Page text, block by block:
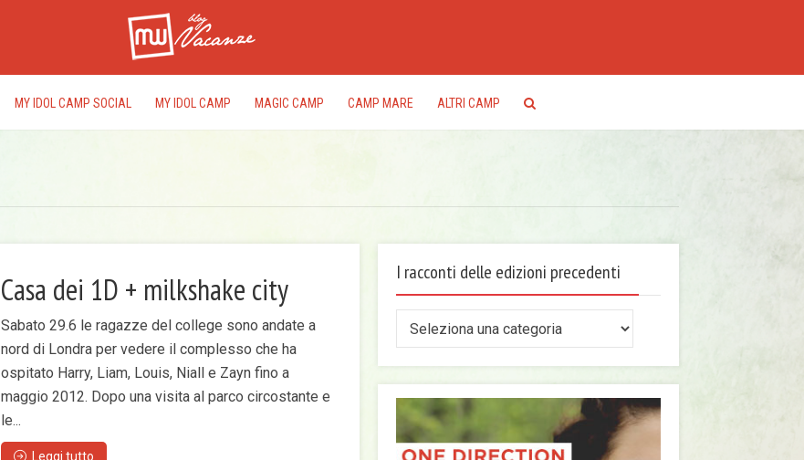
MY IDOL CAMP SOCIAL MY IDOL CAMP MAGIC CAMP CAMP MARE ALTRI CAMP
Casa dei 1D + milkshake city
Sabato 29.6 le ragazze del college sono andate a
nord di Londra per vedere il complesso che ha
ospitato Harry, Liam, Louis, Niall e Zayn fino a
maggio 2012. Dopo una visita al parco circostante e
le...
Leggi tutto
I racconti delle edizioni precedenti
delle
edizioni
precedenti